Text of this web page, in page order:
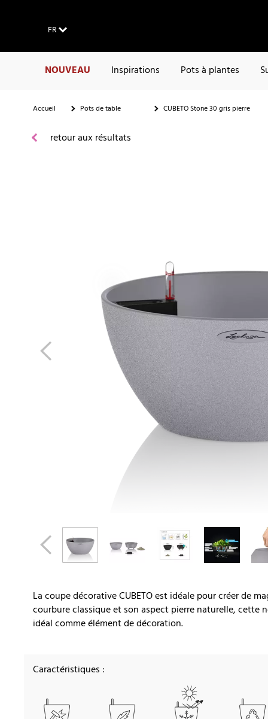
FR
NOUVEAU Inspirations Pots à plantes
Accueil Pots de table CUBETO Stone 30 gris pierre
retour aux résultats
La coupe décorative CUBETO est idéale pour créer de
courbure classique et son aspect pierre naturelle, cette
idéal comme élément de décoration.
Caractéristiques :